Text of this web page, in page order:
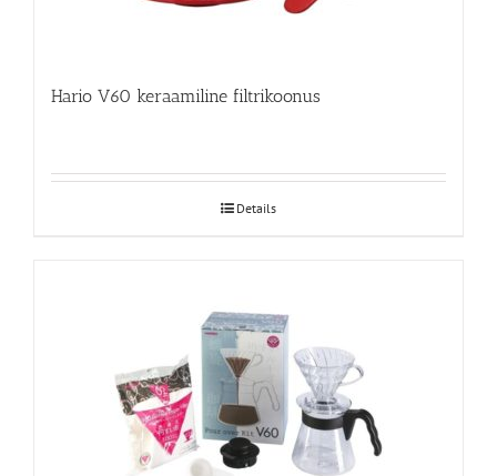
Hario V60 keraamiline filtrikoonus
Details